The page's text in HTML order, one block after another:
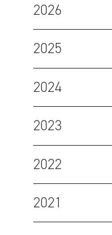
2026
2025
2024
2023
2022
2021